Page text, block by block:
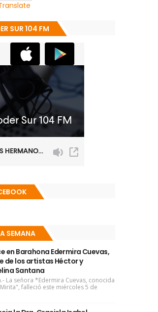
SUR 104 FM
SEMANA
en Barahona Edermira Cuevas,
de los artistas Héctor y
Santana
La señora *Edermira Cuevas, conocida
falleció este miércoles 5 de